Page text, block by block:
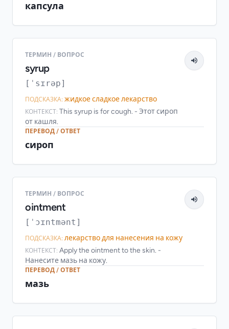
капсула
ТЕРМИН / ВОПРОС
syrup
[ˈsɪrəp]
ПОДСКАЗКА: жидкое сладкое лекарство
КОНТЕКСТ: This syrup is for cough. - Этот сироп
от кашля.
ПЕРЕВОД / ОТВЕТ
сироп
ТЕРМИН / ВОПРОС
ointment
[ˈɔɪntmənt]
ПОДСКАЗКА: лекарство для нанесения на кожу
КОНТЕКСТ: Apply the ointment to the skin. -
Нанесите мазь на кожу.
ПЕРЕВОД / ОТВЕТ
мазь